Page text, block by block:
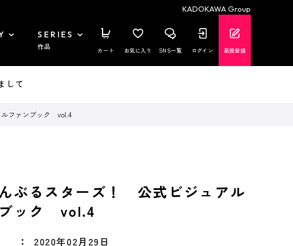
KADOKAWA Group
SERIES
作品 カート お気に入り SNS一覧 ログイン 新規登録
して
ファンブック vol.4
ぶるスターズ！ 公式ビジュアル
ック vol.4
2020年02月29日